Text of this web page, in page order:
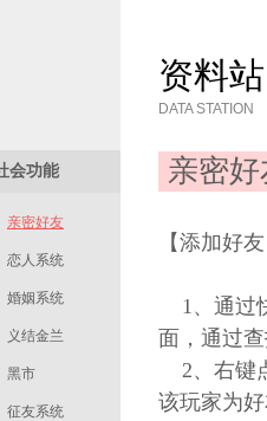
会功能
亲密好友
恋人系统
婚姻系统
义结金兰
黑市
征友系统
资料站
DATA STATION
亲密好
【添加好
1、通过
面，通过
2、右键
该玩家为